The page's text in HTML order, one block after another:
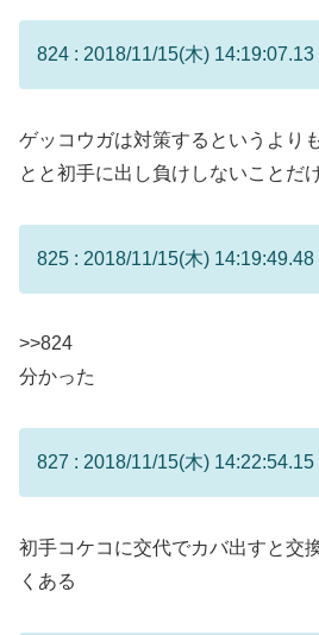
824 : 2018/11/15(木)
ゲッコウガは対策するというより
とと初手に出し負けしないことだ
825 : 2018/11/15(木)
>>824
分かった
827 : 2018/11/15(木)
初手コケコに交代でカバ出すと交
くある